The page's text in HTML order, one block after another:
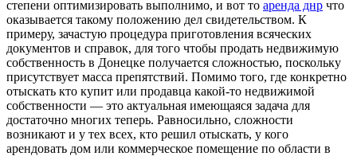
степени оптимизировать выполнимо, и вот то аренда днр что
оказывается такому положению дел свидетельством. К
примеру, зачастую процедура приготовления всяческих
документов и справок, для того чтобы продать недвижимую
собственность в Донецке получается сложностью, поскольку
присутствует масса препятствий. Помимо того, где конкретно
отыскать кто купит или продавца какой-то недвижимой
собственности — это актуальная имеющаяся задача для
достаточно многих теперь. Равносильно, сложности
возникают и у тех всех, кто решил отыскать, у кого
арендовать дом или коммерческое помещение по области в